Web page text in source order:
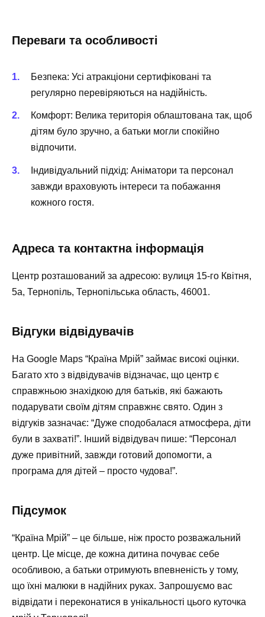
Переваги та особливості
Безпека: Усі атракціони сертифіковані та
регулярно перевіряються на надійність.
Комфорт: Велика територія облаштована так, щоб
дітям було зручно, а батьки могли спокійно
відпочити.
Індивідуальний підхід: Аніматори та персонал
завжди враховують інтереси та побажання
кожного гостя.
Адреса та контактна інформація
Центр розташований за адресою: вулиця 15-го Квітня,
5а, Тернопіль, Тернопільська область, 46001.
Відгуки відвідувачів
На Google Maps “Країна Мрій” займає високі оцінки.
Багато хто з відвідувачів відзначає, що центр є
справжньою знахідкою для батьків, які бажають
подарувати своїм дітям справжнє свято. Один з
відгуків зазначає: “Дуже сподобалася атмосфера, діти
були в захваті!”. Інший відвідувач пише: “Персонал
дуже привітний, завжди готовий допомогти, а
програма для дітей – просто чудова!”.
Підсумок
“Країна Мрій” – це більше, ніж просто розважальний
центр. Це місце, де кожна дитина почуває себе
особливою, а батьки отримують впевненість у тому,
що їхні малюки в надійних руках. Запрошуємо вас
відвідати і переконатися в унікальності цього куточка